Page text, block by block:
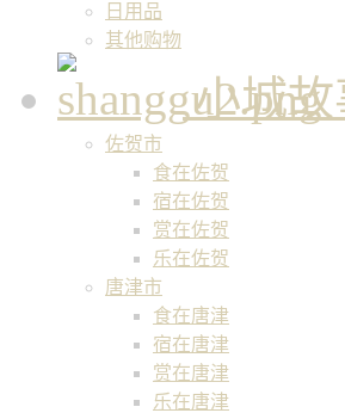
日用品
其他购物
小城故
佐贺市
食在佐贺
宿在佐贺
赏在佐贺
乐在佐贺
唐津市
食在唐津
宿在唐津
赏在唐津
乐在唐津